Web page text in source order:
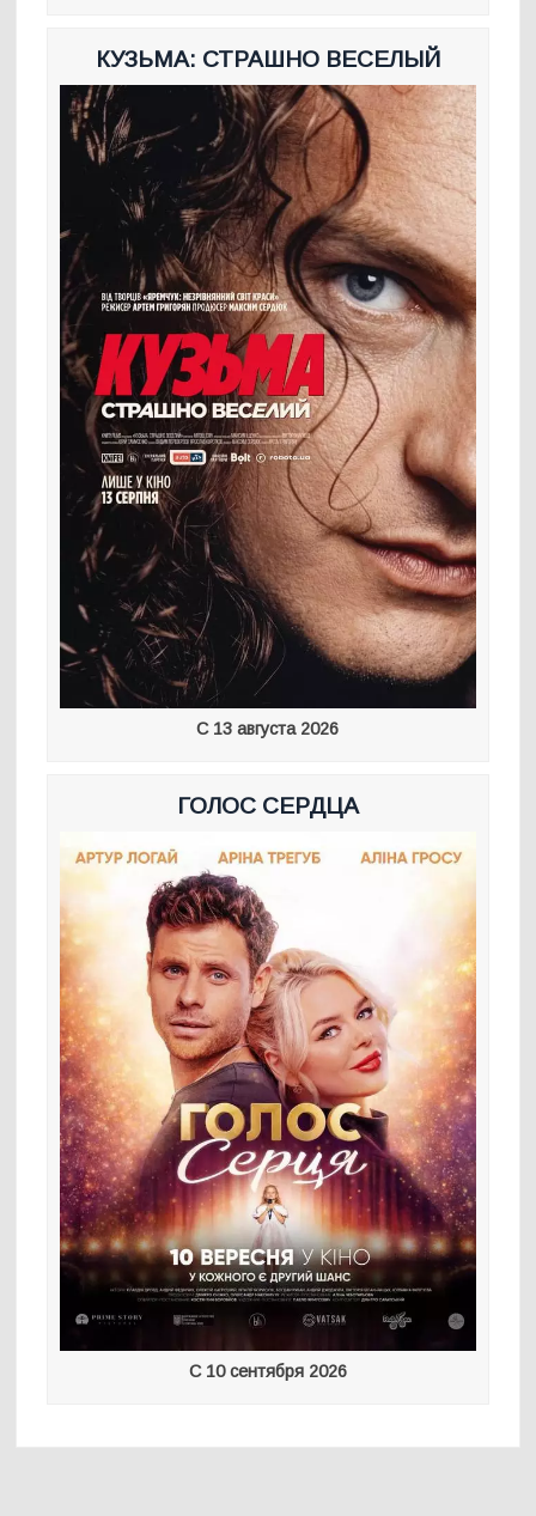
КУЗЬМА: СТРАШНО ВЕСЕЛЫЙ
С 13 августа 2026
ГОЛОС СЕРДЦА
С 10 сентября 2026